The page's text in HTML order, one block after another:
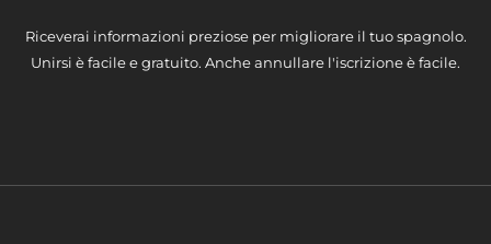
Riceverai informazioni preziose per migliorare il tuo spagnolo.
Unirsi è facile e gratuito. Anche annullare l'iscrizione è facile.